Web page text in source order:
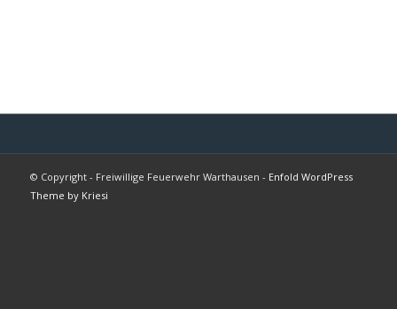
© Copyright - Freiwillige Feuerwehr Warthausen - Enfold WordPress
Theme by Kriesi